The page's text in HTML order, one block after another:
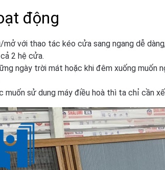
động
với thao tác kéo cửa sang ngang dễ
2 hệ cửa.
ngày trời mát hoặc khi đêm xuống
muốn sử dung máy điều hoà thì ta chỉ cần